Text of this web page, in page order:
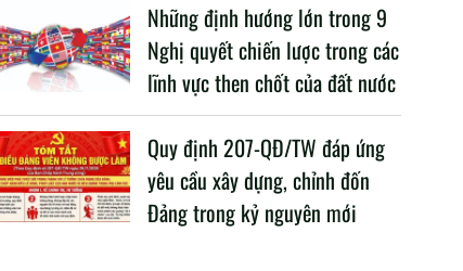
Những định hướng lớn trong 9
Nghị quyết chiến lược trong các
lĩnh vực then chốt của đất nước
Quy định 207-QĐ/TW đáp ứng
yêu cầu xây dựng, chỉnh đốn
Đảng trong kỷ nguyên mới